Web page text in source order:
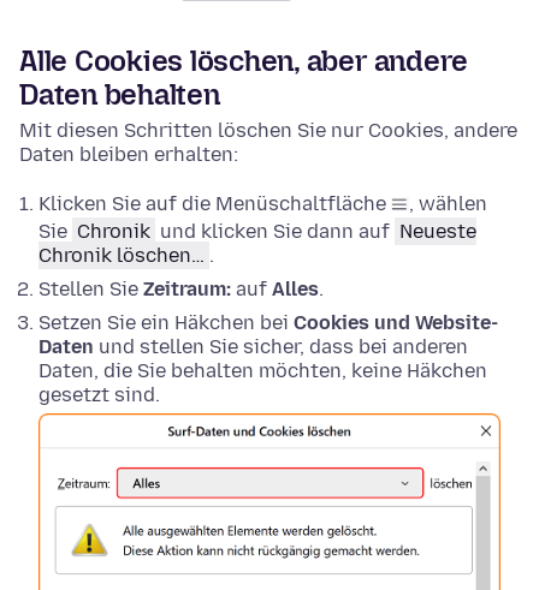
Alle Cookies löschen, aber andere
Daten behalten
Mit diesen Schritten löschen Sie nur Cookies, andere
Daten bleiben erhalten:
Klicken Sie auf die Menüschaltfläche
, wählen
Sie Chronik und klicken Sie dann auf Neueste
Chronik löschen… .
Stellen Sie Zeitraum: auf Alles.
Setzen Sie ein Häkchen bei Cookies und Website-
Daten und stellen Sie sicher, dass bei anderen
Daten, die Sie behalten möchten, keine Häkchen
gesetzt sind.